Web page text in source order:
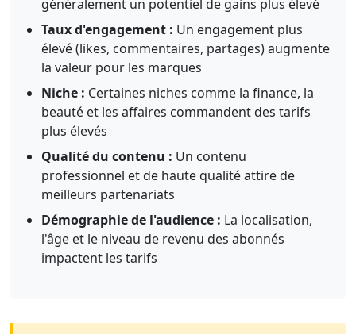
généralement un potentiel de gains plus élevé
Taux d'engagement : Un engagement plus
élevé (likes, commentaires, partages) augmente
la valeur pour les marques
Niche : Certaines niches comme la finance, la
beauté et les affaires commandent des tarifs
plus élevés
Qualité du contenu : Un contenu
professionnel et de haute qualité attire de
meilleurs partenariats
Démographie de l'audience : La localisation,
l'âge et le niveau de revenu des abonnés
impactent les tarifs